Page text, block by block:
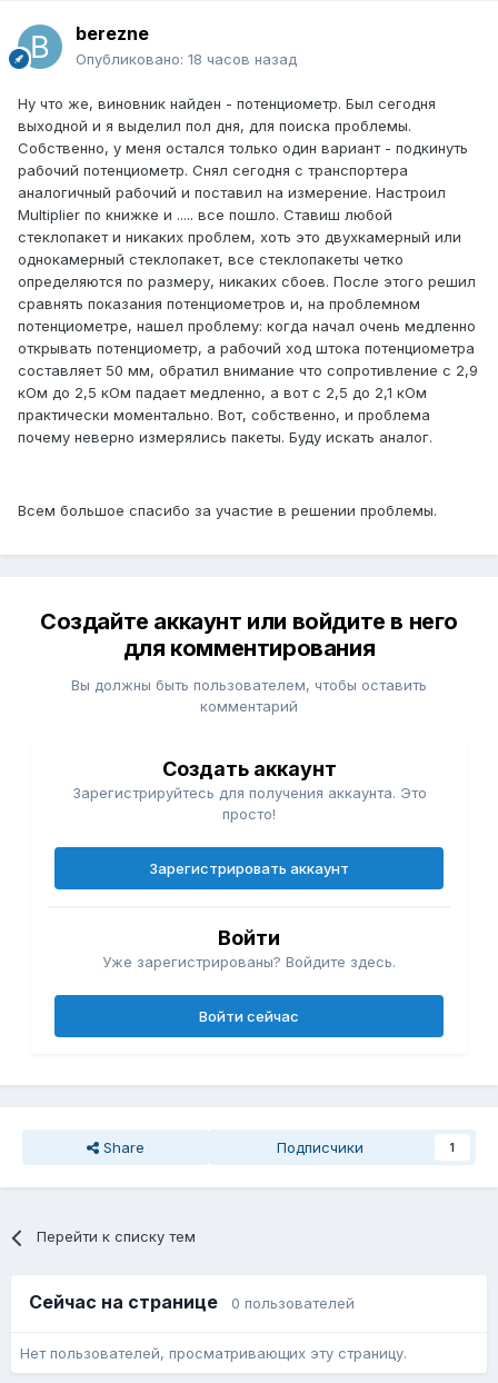
berezne
Опубликовано: 18 часов назад
Ну что же, виновник найден - потенциометр. Был сегодня
выходной и я выделил пол дня, для поиска проблемы.
Собственно, у меня остался только один вариант - подкинуть
рабочий потенциометр. Снял сегодня с транспортера
аналогичный рабочий и поставил на измерение. Настроил
Multiplier по книжке и ..... все пошло. Ставиш любой
стеклопакет и никаких проблем, хоть это двухкамерный или
однокамерный стеклопакет, все стеклопакеты четко
определяются по размеру, никаких сбоев. После этого решил
сравнять показания потенциометров и, на проблемном
потенциометре, нашел проблему: когда начал очень медленно
открывать потенциометр, а рабочий ход штока потенциометра
составляет 50 мм, обратил внимание что сопротивление с 2,9
кОм до 2,5 кОм падает медленно, а вот с 2,5 до 2,1 кОм
практически моментально. Вот, собственно, и проблема
почему неверно измерялись пакеты. Буду искать аналог.
Всем большое спасибо за участие в решении проблемы.
Создайте аккаунт или войдите в него
для комментирования
Вы должны быть пользователем, чтобы оставить
комментарий
Создать аккаунт
Зарегистрируйтесь для получения аккаунта. Это
просто!
Зарегистрировать аккаунт
Войти
Уже зарегистрированы? Войдите здесь.
Войти сейчас
Share Подписчики 1
Перейти к списку тем
Сейчас на странице 0 пользователей
Нет пользователей, просматривающих эту страницу.